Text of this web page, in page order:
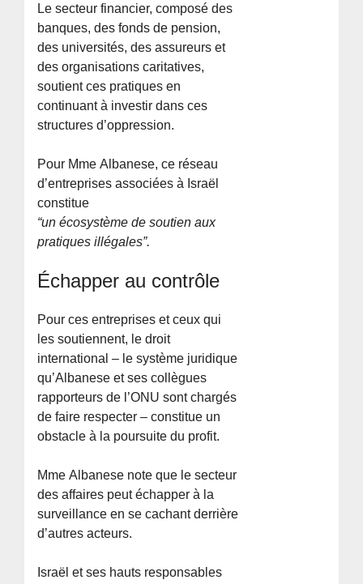
Le secteur financier, composé des
banques, des fonds de pension,
des universités, des assureurs et
des organisations caritatives,
soutient ces pratiques en
continuant à investir dans ces
structures d’oppression.
Pour Mme Albanese, ce réseau
d’entreprises associées à Israël
constitue
“un écosystème de soutien aux
pratiques illégales”.
Échapper au contrôle
Pour ces entreprises et ceux qui
les soutiennent, le droit
international – le système juridique
qu’Albanese et ses collègues
rapporteurs de l’ONU sont chargés
de faire respecter – constitue un
obstacle à la poursuite du profit.
Mme Albanese note que le secteur
des affaires peut échapper à la
surveillance en se cachant derrière
d’autres acteurs.
Israël et ses hauts responsables